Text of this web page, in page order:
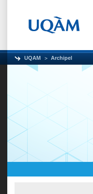
UQAM Archipel